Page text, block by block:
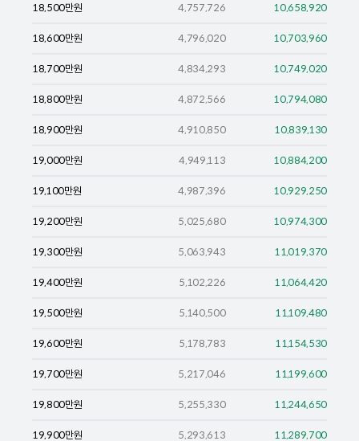
18,500만원 4,757,726 10,658,920
18,600만원 4,796,020 10,703,960
18,700만원 4,834,293 10,749,020
18,800만원 4,872,566 10,794,080
18,900만원 4,910,850 10,839,130
19,000만원 4,949,113 10,884,200
19,100만원 4,987,396 10,929,250
19,200만원 5,025,680 10,974,300
19,300만원 5,063,943 11,019,370
19,400만원 5,102,226 11,064,420
19,500만원 5,140,500 11,109,480
19,600만원 5,178,783 11,154,530
19,700만원 5,217,046 11,199,600
19,800만원 5,255,330 11,244,650
19,900만원 5,293,613 11,289,700